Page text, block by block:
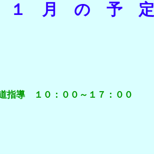
１ 月 の 予 定
１０：００～１７：００